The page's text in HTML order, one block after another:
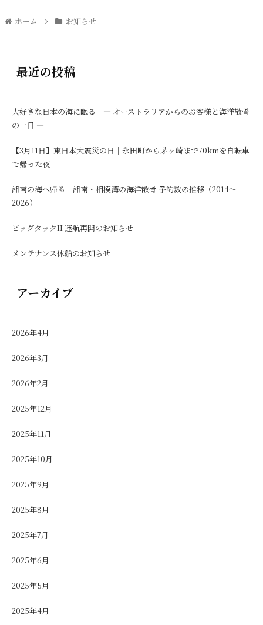
ホーム お知らせ
最近の投稿
大好きな日本の海に眠る ― オーストラリアからのお客様と海洋散骨
の一日 ―
【3月11日】東日本大震災の日｜永田町から茅ヶ崎まで70kmを自転車
で帰った夜
湘南の海へ帰る｜湘南・相模湾の海洋散骨 予約数の推移（2014〜
2026）
ビッグタックII 運航再開のお知らせ
メンテナンス休船のお知らせ
アーカイブ
2026年4月
2026年3月
2026年2月
2025年12月
2025年11月
2025年10月
2025年9月
2025年8月
2025年7月
2025年6月
2025年5月
2025年4月